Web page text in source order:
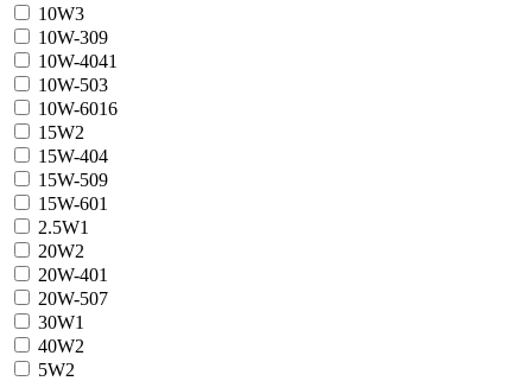
10W3
10W-309
10W-4041
10W-503
10W-6016
15W2
15W-404
15W-509
15W-601
2.5W1
20W2
20W-401
20W-507
30W1
40W2
5W2